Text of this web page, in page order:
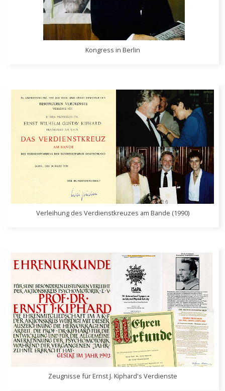
Kongress in Berlin
Verleihung des Verdienstkreuzes am Bande (1990)
Zeugnisse für Ernst J. Kiphard's Verdienste